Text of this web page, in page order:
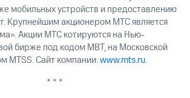
мобильных устройств и предоставлению
Крупнейшим акционером МТС является
Акции МТС котируются на Нью-
бирже под кодом MBT, на Московской
MTSS. Сайт компании:www.mts.ru.
* * *